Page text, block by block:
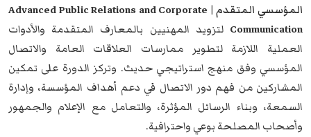
المؤسسي المتقدم | Advanced Public Relations and Corporate
Communication لتزويد المهنيين بالمعارف المتقدمة والأدوات
العملية اللازمة لتطوير ممارسات العلاقات العامة والاتصال
المؤسسي وفق منهج استراتيجي حديث. وتركز الدورة على تمكين
المشاركين من فهم دور الاتصال في دعم أهداف المؤسسة، وإدارة
السمعة، وبناء الرسائل المؤثرة، والتعامل مع الإعلام والجمهور
وأصحاب المصلحة بوعي واحترافية.